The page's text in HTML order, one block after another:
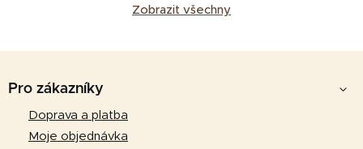
Zobrazit všechny
Pro zákazníky
Doprava a platba
Moje objednávka